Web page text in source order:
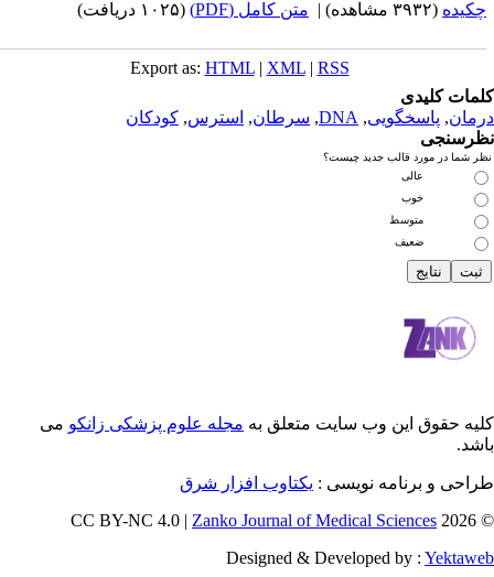
| متن کامل (PDF) (۱۰۲۵ دریافت)
Export as:HTML|XML
,
DNA
,سرطان, استرس, کودکان
قالب جدید چیست؟
عالی
خوب
متوسط
ضعیف
این وب سایت متعلق به مجله علوم پزشکی زانکومی
نویسی :یکتاوب افزار شرق
Zanko Journal of Medical
Designed & Developed by :